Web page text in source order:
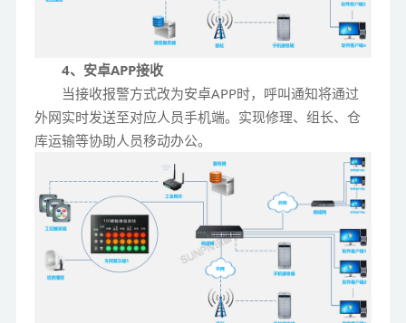
4、安卓APP接收
当接收报警方式改为安卓APP时，呼叫通知将通过
外网实时发送至对应人员手机端。实现修理、组长、仓
库运输等协助人员移动办公。